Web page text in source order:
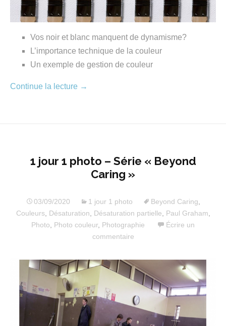
Vos noir et blanc manquent de dynamisme?
L’importance technique de la couleur
Un exemple de gestion de couleur
Continue la lecture →
1 jour 1 photo – Série « Beyond
Caring »
03/09/2020 1 jour 1 photo Beyond Caring
Couleurs
Désaturation Désaturation partielle Paul Graham
Photo
Photo couleur, Photographie
Écrire un
commentaire